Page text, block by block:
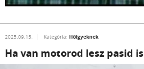
2025.09.15. Kategória: Hölgyeknek
Ha van motorod lesz pasid is